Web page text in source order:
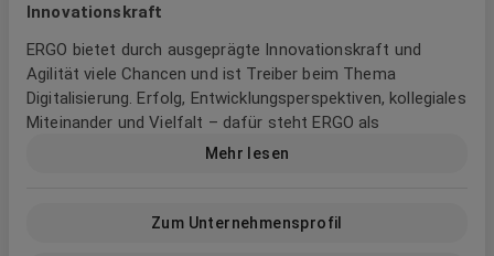
Innovationskraft
ERGO bietet durch ausgeprägte Innovationskraft und
Agilität viele Chancen und ist Treiber beim Thema
Digitalisierung. Erfolg, Entwicklungsperspektiven, kollegiales
Miteinander und Vielfalt – dafür steht ERGO als
Arbeitgeber. Als eine der großen Versicherungsgruppen in
Gemeinsam wachsen wir mutig und nachhaltig über uns
Mehr lesen
Zum Unternehmensprofil